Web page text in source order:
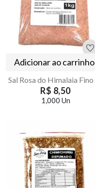
Adicionar ao carrinho
R$ 8,50
1,000 Un